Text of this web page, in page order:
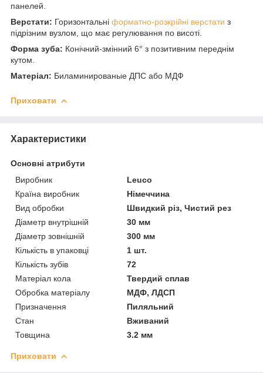
панелей.
Верстати: Горизонтальні форматно-розкрійні верстати з
підрізним вузлом, що має регулювання по висоті.
Форма зуба: Конічний-змінний 6° з позитивним переднім
кутом.
Матеріал: Биламинированые ДПС або МДФ
Приховати
Характеристики
Основні атрибути
Виробник
Leuco
Країна виробник
Німеччина
Вид обробки
Швидкий різ, Чистий рез
Діаметр внутрішній
30 мм
Діаметр зовнішній
300 мм
Кількість в упаковці
1 шт.
Кількість зубів
72
Матеріал кола
Твердий сплав
Обробка матеріалу
МДФ, ЛДСП
Призначення
Пиляльний
Стан
Вживаний
Товщина
3.2 мм
Приховати